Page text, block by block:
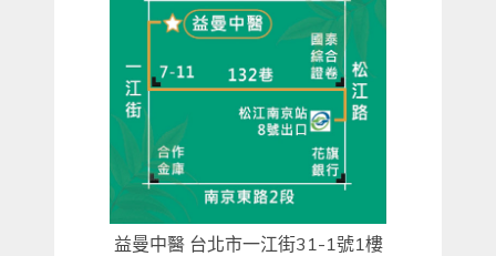
益曼中醫 台北市一江街31-1號1樓